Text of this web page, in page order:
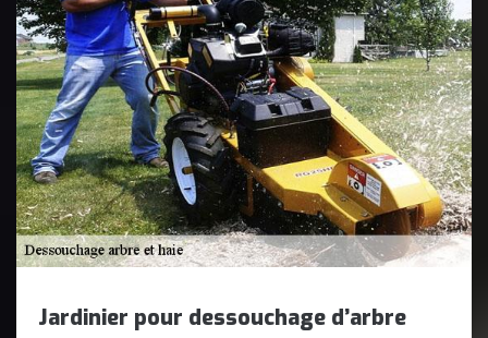
Jardinier pour dessouchage d’arbre